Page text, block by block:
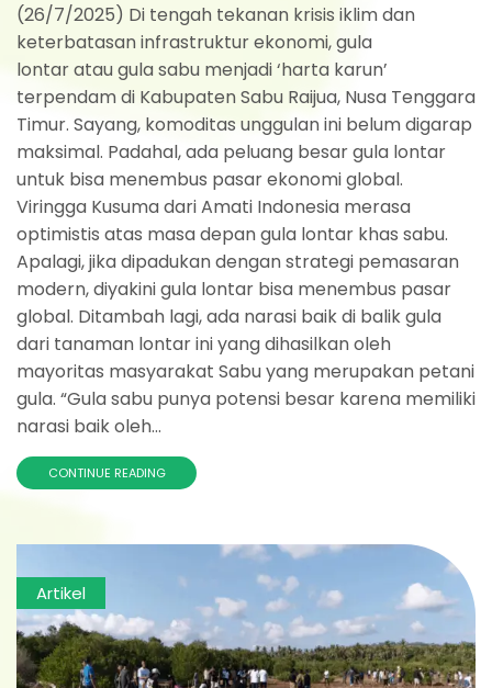
(26/7/2025) Di tengah tekanan krisis iklim dan
keterbatasan infrastruktur ekonomi, gula
lontar atau gula sabu menjadi ‘harta karun’
terpendam di Kabupaten Sabu Raijua, Nusa Tenggara
Timur. Sayang, komoditas unggulan ini belum digarap
maksimal. Padahal, ada peluang besar gula lontar
untuk bisa menembus pasar ekonomi global.
Viringga Kusuma dari Amati Indonesia merasa
optimistis atas masa depan gula lontar khas sabu.
Apalagi, jika dipadukan dengan strategi pemasaran
modern, diyakini gula lontar bisa menembus pasar
global. Ditambah lagi, ada narasi baik di balik gula
dari tanaman lontar ini yang dihasilkan oleh
mayoritas masyarakat Sabu yang merupakan petani
gula. “Gula sabu punya potensi besar karena memiliki
narasi baik oleh...
CONTINUE READING
Artikel